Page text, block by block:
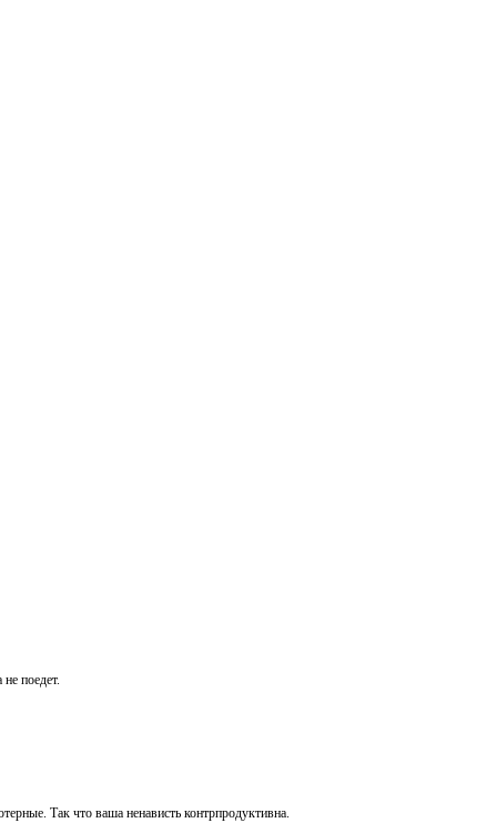
поедет.
Так что ваша ненависть контрпродуктивна.